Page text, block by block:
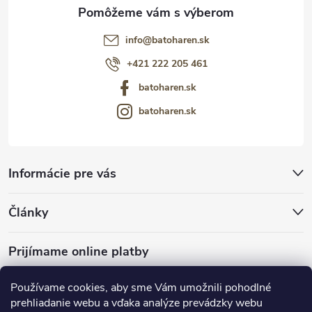
Používame cookies, aby sme Vám umožnili pohodlné
prehliadanie webu a vďaka analýze prevádzky webu
Informácie pre vás
Články
Prijímame online platby
info@batoharen.sk
+421 222 205 461
batoharen.sk
batoharen.sk